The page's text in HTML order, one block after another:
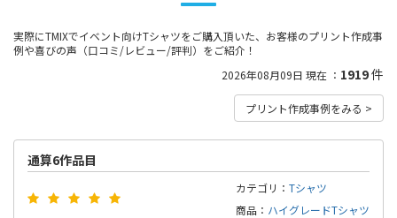
綿100%のTシャツ
全44商品 メンズTシャツ
全59商品
タンクトップ
全6商品
シルクスクリーンTシ
フルグラフィックTシ
ツ
全1 商品
七分袖Tシャツ
2
厚手Tシャツ
全40商品
中厚Tシャツ
全39商品
全14商品
文化祭・体育祭Tシャ
ツ
全18商品
実際にTMIXでイベント向けTシャツをご購入頂いた、お客様のプリント作成事
例や喜びの声（口コミ/レビュー/評判）をご紹介！
2026年08月09日 現在 ： 1919件
プリント作成事例をみる >
通算6作品目
カテゴリ： Tシャツ
商品： ハイグレードTシャツ